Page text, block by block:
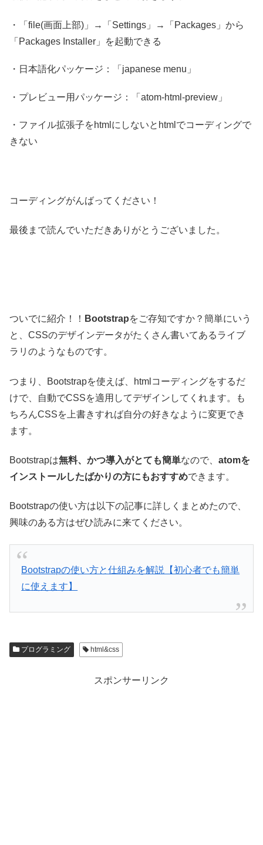
・「file(画面上部)」→「Settings」→「Packages」から
「Packages Installer」を起動できる
・日本語化パッケージ：「japanese menu」
・プレビュー用パッケージ：「atom-html-preview」
・ファイル拡張子をhtmlにしないとhtmlでコーディングで
きない
コーディングがんばってください！
最後まで読んでいただきありがとうございました。
ついでに紹介！！ Bootstrapをご存知ですか？簡単にいう
と、CSSのデザインデータがたくさん書いてあるライブ
ラリのようなものです。
つまり、Bootstrapを使えば、htmlコーディングをするだ
けで、自動でCSSを適用してデザインしてくれます。も
ちろんCSSを上書きすれば自分の好きなように変更でき
ます。
Bootstrapは無料、かつ導入がとても簡単なので、 atomを
インストールしたばかりの方にもおすすめできます。
Bootstrapの使い方は以下の記事に詳しくまとめたので、
興味のある方はぜひ読みに来てください。
Bootstrapの使い方と仕組みを解説【初心者でも簡単
に使えます】
プログラミング html&css
スポンサーリンク